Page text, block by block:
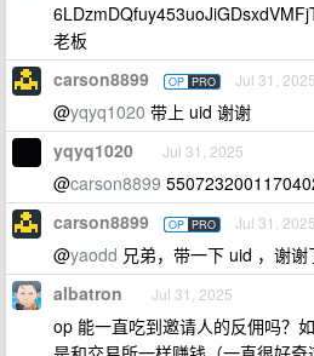
老板
carson8899 OP PRO Jul 31, 2025
@yqyq1020 带上 uid 谢谢
yqyq1020 Jul 31, 2025
@carson8899
carson8899 OP PRO Jul 31, 2025
@yaodd 兄弟，带一下 uid ，谢谢
albatron Jul 31, 2025
op 能一直吃到邀请人的反佣吗？